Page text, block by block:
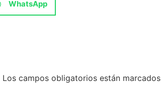
WhatsApp
Los campos obligatorios están marcados